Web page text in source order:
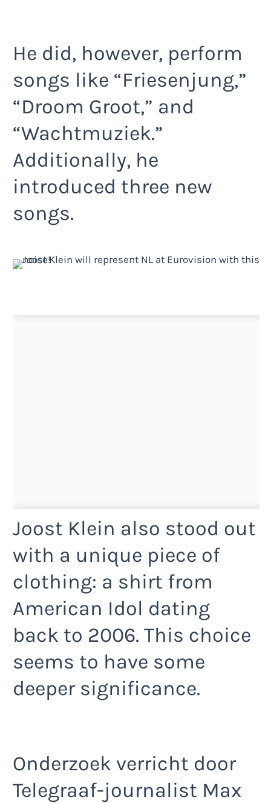
He did, however, perform
songs like “Friesenjung,”
“Droom Groot,” and
“Wachtmuziek.”
Additionally, he
introduced three new
songs.
Joost Klein also stood out
with a unique piece of
clothing: a shirt from
American Idol dating
back to 2006. This choice
seems to have some
deeper significance.
Onderzoek verricht door
Telegraaf-journalist Max